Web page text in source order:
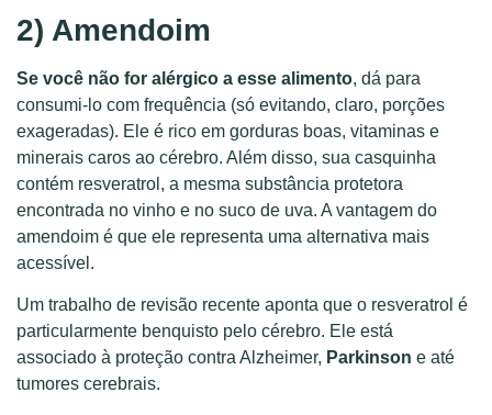
2) Amendoim
Se você não for alérgico a esse alimento, dá para
consumi-lo com frequência (só evitando, claro, porções
exageradas). Ele é rico em gorduras boas, vitaminas e
minerais caros ao cérebro. Além disso, sua casquinha
contém resveratrol, a mesma substância protetora
encontrada no vinho e no suco de uva. A vantagem do
amendoim é que ele representa uma alternativa mais
acessível.
Um trabalho de revisão recente aponta que o resveratrol é
particularmente benquisto pelo cérebro. Ele está
associado à proteção contra Alzheimer, Parkinson e até
tumores cerebrais.